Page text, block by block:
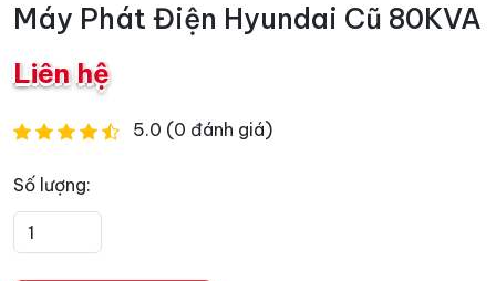
Máy Phát Điện Hyundai Cũ 80KVA
Liên hệ
5.0 (0 đánh giá)
Số lượng: